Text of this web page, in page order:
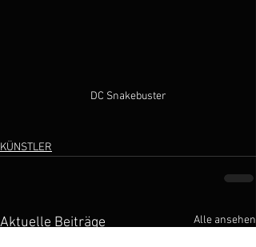
DC Snakebuster
KÜNSTLER
Aktuelle Beiträge Alle ansehen